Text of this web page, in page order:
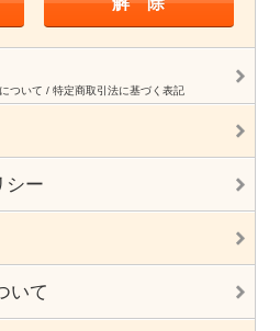
ついて / 特定商取引法に基づく表記
シー
いて